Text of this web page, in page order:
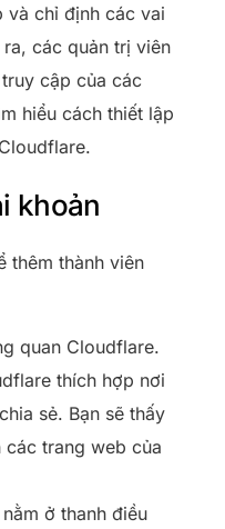
và chỉ định các vai
các quản trị viên
cập của các
hiểu cách thiết lập
khoản
thêm thành viên
quan Cloudflare.
thích hợp nơi
sẻ. Bạn sẽ thấy
các trang web của
nằm ở thanh điều